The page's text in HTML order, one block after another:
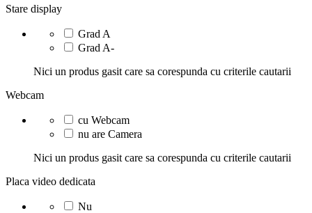
Stare display
Grad A
Grad A-
Nici un produs gasit care sa corespunda cu criterile cautarii
Webcam
cu Webcam
nu are Camera
Nici un produs gasit care sa corespunda cu criterile cautarii
Placa video dedicata
Nu